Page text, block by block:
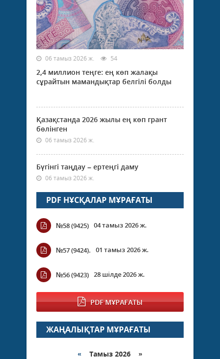
06 тамыз 2026 ж. 54
2,4 миллион теңге: ең көп жалақы
сұрайтын мамандықтар белгілі болды
Қазақстанда 2026 жылы ең көп грант
бөлінген
06 тамыз 2026 ж.
Бүгінгі таңдау – ертеңгі даму
06 тамыз 2026 ж.
PDF НҰСҚАЛАР МҰРАҒАТЫ
№58 (9425) 04 тамыз 2026 ж.
№57 (9424). 01 тамыз 2026 ж.
№56 (9423) 28 шілде 2026 ж.
PDF МҰРАҒАТЫ
ЖАҢАЛЫҚТАР МҰРАҒАТЫ
« Тамыз 2026 »